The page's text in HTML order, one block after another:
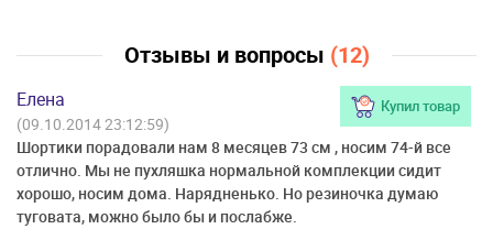
Отзывы и вопросы (12)
Елена Купил товар
(09.10.2014 23:12:59)
Шортики порадовали нам 8 месяцев 73 см , носим 74-й все
отлично. Мы не пухляшка нормальной комплекции сидит
хорошо, носим дома. Нарядненько. Но резиночка думаю
туговата, можно было бы и послабже.